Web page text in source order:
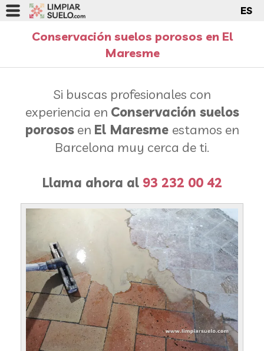
ES
Conservación suelos porosos en El
Maresme
Si buscas profesionales con
experiencia en Conservación suelos
porososen El Maresme estamos en
Barcelona muy cerca de ti.
Llama ahora al 93 232 00 42